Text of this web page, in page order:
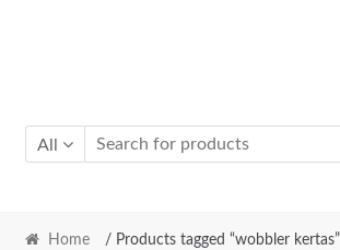
All
Home / Products tagged “wobbler kertas”